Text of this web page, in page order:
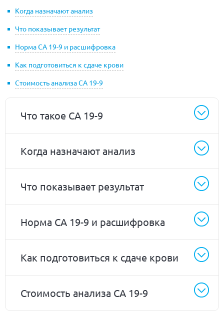
Когда назначают анализ
Что показывает результат
Норма CA 19-9 и расшифровка
Как подготовиться к сдаче крови
Стоимость анализа CA 19-9
Что такое CA 19-9
Когда назначают анализ
Что показывает результат
Норма CA 19-9 и расшифровка
Как подготовиться к сдаче крови
Стоимость анализа CA 19-9